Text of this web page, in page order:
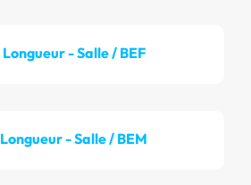
Longueur - Salle / BEF
Longueur - Salle / BEM